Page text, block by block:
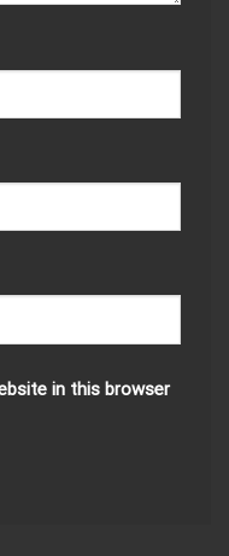
in this browser